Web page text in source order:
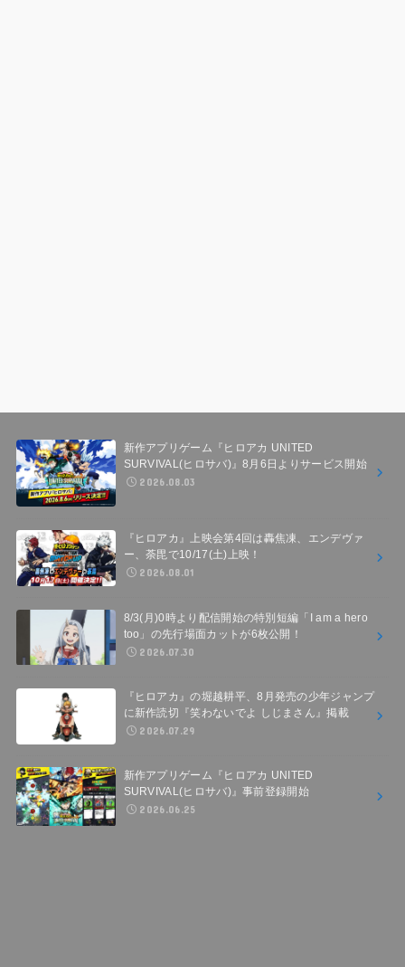
新作アプリゲーム『ヒロアカ UNITED
SURVIVAL(ヒロサバ)』8月6日よりサービス開始
2026.08.03
『ヒロアカ』上映会第4回は轟焦凍、エンデヴァ
ー、荼毘で10/17(土)上映！
2026.08.01
8/3(月)0時より配信開始の特別短編「I am a hero
too」の先行場面カットが6枚公開！
2026.07.30
『ヒロアカ』の堀越耕平、8月発売の少年ジャンプ
に新作読切『笑わないでよ しじまさん』掲載
2026.07.29
新作アプリゲーム『ヒロアカ UNITED
SURVIVAL(ヒロサバ)』事前登録開始
2026.06.25